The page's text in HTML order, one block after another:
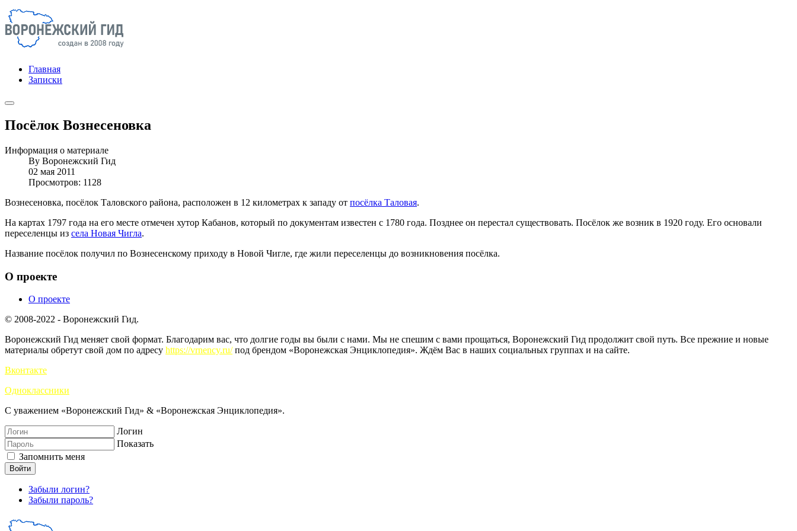
Главная
Записки
Посёлок Вознесеновка
Информация о материале
By Воронежский Гид
02 мая 2011
Просмотров: 1128
Вознесеновка, посёлок Таловского района, расположен в 12 километрах к западу от посёлка Таловая.
На картах 1797 года на его месте отмечен хутор Кабанов, который по документам известен с 1780 года. Позднее он перестал существовать. Посёлок же возник в 1920 году. Его основали
переселенцы из села Новая Чигла.
Название посёлок получил по Вознесенскому приходу в Новой Чигле, где жили переселенцы до возникновения посёлка.
О проекте
О проекте
© 2008-2022 - Воронежский Гид.
Воронежский Гид меняет свой формат. Благодарим вас, что долгие годы вы были с нами. Мы не спешим с вами прощаться, Воронежский Гид продолжит свой путь. Все прежние и новые
материалы обретут свой дом по адресу https://vrnency.ru/под брендом «Воронежская Энциклопедия». Ждём Вас в наших социальных группах и на сайте.
Вконтакте
Одноклассники
С уважением «Воронежский Гид» & «Воронежская Энциклопедия».
Логин
Показать
Запомнить меня
Войти
Забыли логин?
Забыли пароль?